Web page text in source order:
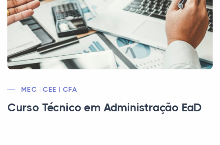
MEC | CEE | CFA
Curso Técnico em Administração EaD